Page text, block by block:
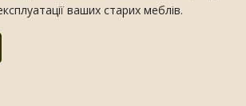
ваших старих меблів.